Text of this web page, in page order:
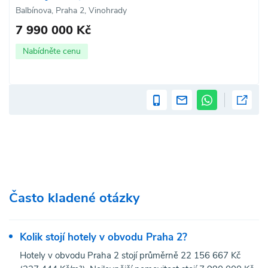
Balbínova, Praha 2, Vinohrady
7 990 000 Kč
Nabídněte cenu
Často kladené otázky
Kolik stojí hotely v obvodu Praha 2?
Hotely v obvodu Praha 2 stojí průměrně 22 156 667 Kč